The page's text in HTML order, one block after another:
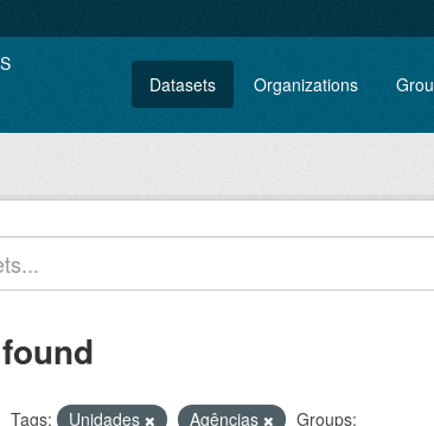
Datasets Organizations
Tags: Unidades Agências
Groups: